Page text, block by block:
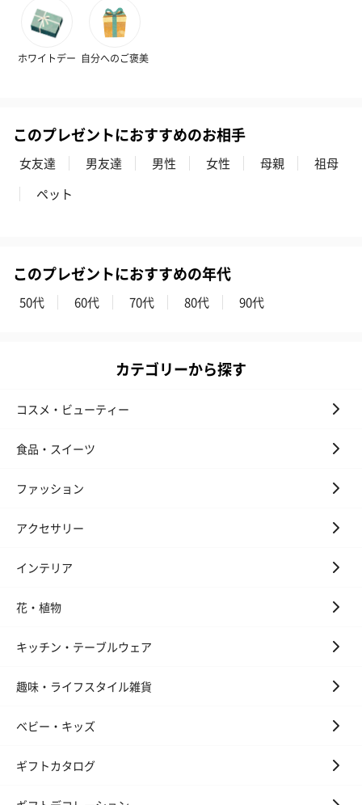
ホワイトデー 自分へのご褒美
このプレゼントにおすすめのお相手
女友達 男友達 男性 女性 母親
祖母
ペット
このプレゼントにおすすめの年代
50代 60代 70代 80代 90代
カテゴリーから探す
コスメ・ビューティー
食品・スイーツ
ファッション
アクセサリー
インテリア
花・植物
キッチン・テーブルウェア
趣味・ライフスタイル雑貨
ベビー・キッズ
ギフトカタログ